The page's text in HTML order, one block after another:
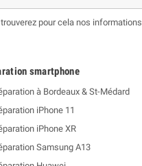
pour cela nos
smartphone
à Bordeaux & St-Médard
iPhone 11
iPhone XR
Samsung A13